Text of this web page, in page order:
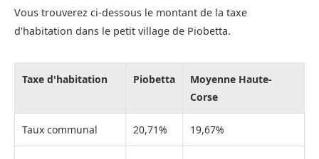
Vous trouverez ci-dessous le montant de la taxe
d'habitation dans le petit village de Piobetta.
Taxe d'habitation Piobetta
Moyenne Haute-
Corse
Taux communal 20,71% 19,67%